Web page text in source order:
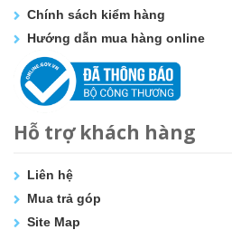
Chính sách kiểm hàng
Hướng dẫn mua hàng online
Hỗ trợ khách hàng
Liên hệ
Mua trả góp
Site Map